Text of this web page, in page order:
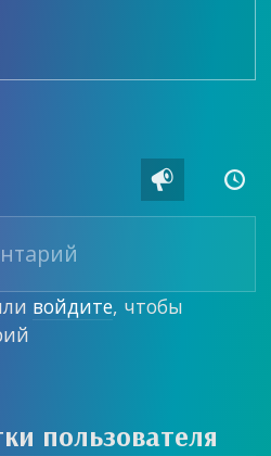
 
войдите, чтобы
пользователя